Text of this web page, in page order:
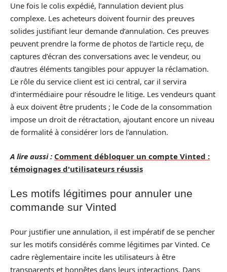
Une fois le colis expédié, l’annulation devient plus
complexe. Les acheteurs doivent fournir des preuves
solides justifiant leur demande d’annulation. Ces preuves
peuvent prendre la forme de photos de l’article reçu, de
captures d’écran des conversations avec le vendeur, ou
d’autres éléments tangibles pour appuyer la réclamation.
Le rôle du service client est ici central, car il servira
d’intermédiaire pour résoudre le litige. Les vendeurs quant
à eux doivent être prudents ; le Code de la consommation
impose un droit de rétractation, ajoutant encore un niveau
de formalité à considérer lors de l’annulation.
A lire aussi : Comment débloquer un compte Vinted :
témoignages d'utilisateurs réussis
Les motifs légitimes pour annuler une
commande sur Vinted
Pour justifier une annulation, il est impératif de se pencher
sur les motifs considérés comme légitimes par Vinted. Ce
cadre règlementaire incite les utilisateurs à être
transparents et honnêtes dans leurs interactions. Dans